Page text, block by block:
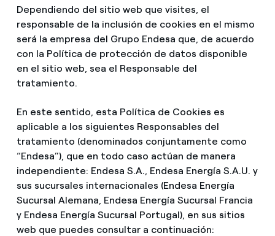
Dependiendo del sitio web que visites, el
responsable de la inclusión de cookies en el mismo
será la empresa del Grupo Endesa que, de acuerdo
con la Política de protección de datos disponible
en el sitio web, sea el Responsable del
tratamiento.
En este sentido, esta Política de Cookies es
aplicable a los siguientes Responsables del
tratamiento (denominados conjuntamente como
“Endesa”), que en todo caso actúan de manera
independiente: Endesa S.A., Endesa Energía S.A.U. y
sus sucursales internacionales (Endesa Energía
Sucursal Alemana, Endesa Energía Sucursal Francia
y Endesa Energía Sucursal Portugal), en sus sitios
web que puedes consultar a continuación: